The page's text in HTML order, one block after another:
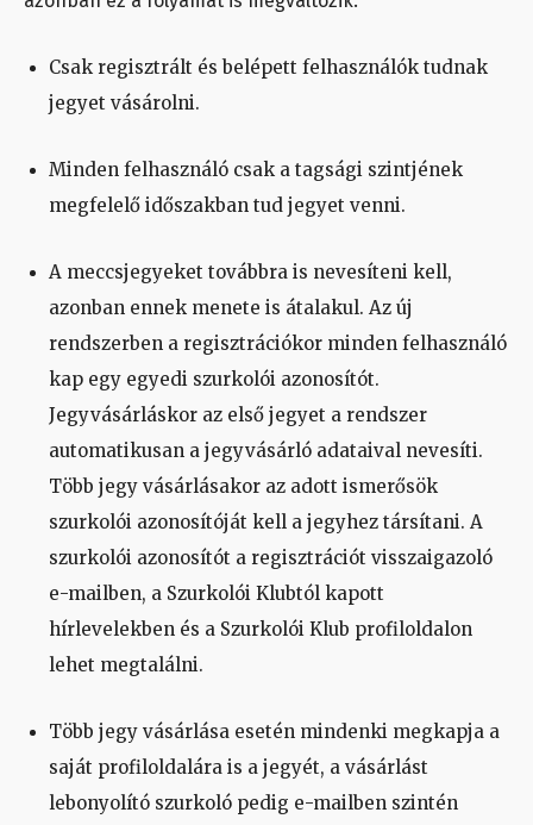
Csak regisztrált és belépett felhasználók tudnak
jegyet vásárolni.
Minden felhasználó csak a tagsági szintjének
megfelelő időszakban tud jegyet venni.
A meccsjegyeket továbbra is nevesíteni kell,
azonban ennek menete is átalakul. Az új
rendszerben a regisztrációkor minden felhasználó
kap egy egyedi szurkolói azonosítót.
Jegyvásárláskor az első jegyet a rendszer
automatikusan a jegyvásárló adataival nevesíti.
Több jegy vásárlásakor az adott ismerősök
szurkolói azonosítóját kell a jegyhez társítani. A
szurkolói azonosítót a regisztrációt visszaigazoló
e-mailben, a Szurkolói Klubtól kapott
hírlevelekben és a Szurkolói Klub profiloldalon
lehet megtalálni.
Több jegy vásárlása esetén mindenki megkapja a
saját profiloldalára is a jegyét, a vásárlást
lebonyolító szurkoló pedig e-mailben szintén